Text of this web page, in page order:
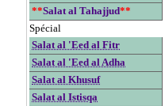
**Salat al Tahajjud**
Spécial
Salat al 'Eed al Fitr
Salat al 'Eed al Adha
Salat al Khusuf
Salat al Istisqa